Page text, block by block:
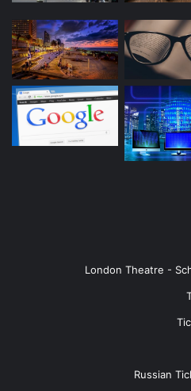
London Theatre -
Russian